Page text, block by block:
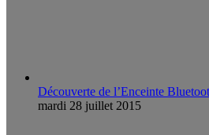
Découverte de l’Enceinte
mardi 28 juillet 2015